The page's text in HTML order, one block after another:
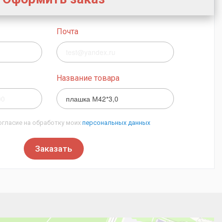
Почта
Название товара
на обработку моих персональных данных
Заказать